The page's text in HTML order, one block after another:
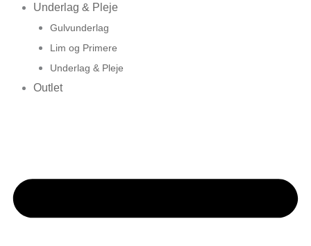
Underlag & Pleje
Gulvunderlag
Lim og Primere
Underlag & Pleje
Outlet